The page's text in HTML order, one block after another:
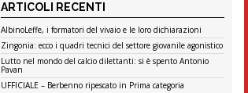
ARTICOLI RECENTI
AlbinoLeffe, i formatori del vivaio e le loro dichiarazioni
Zingonia: ecco i quadri tecnici del settore giovanile agonistico
Lutto nel mondo del calcio dilettanti: si è spento Antonio
Pavan
UFFICIALE – Berbenno ripescato in Prima categoria